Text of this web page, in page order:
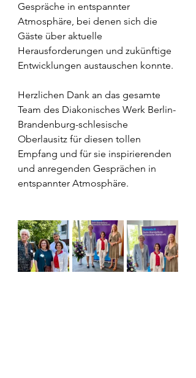
Gespräche in entspannter
Atmosphäre, bei denen sich die
Gäste über aktuelle
Herausforderungen und zukünftige
Entwicklungen austauschen konnte.
Herzlichen Dank an das gesamte
Team des Diakonisches Werk Berlin-
Brandenburg-schlesische
Oberlausitz für diesen tollen
Empfang und für sie inspirierenden
und anregenden Gesprächen in
entspannter Atmosphäre.